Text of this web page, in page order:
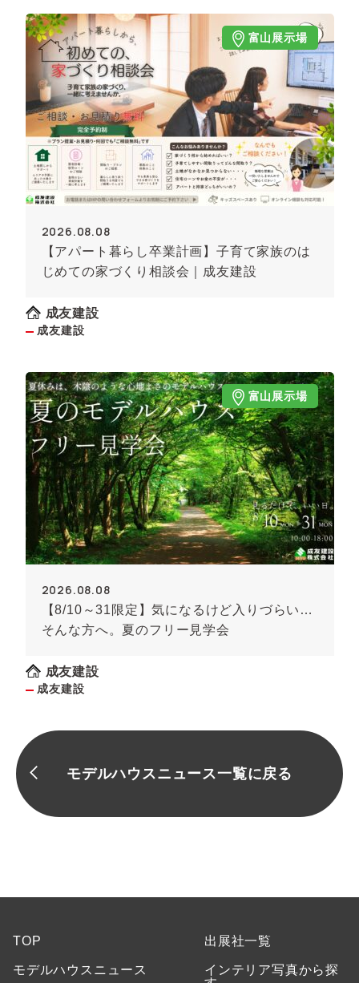
富山展示場
2026.08.08
【アパート暮らし卒業計画】子育て家族のは
じめての家づくり相談会｜成友建設
成友建設
成友建設
富山展示場
2026.08.08
【8/10～31限定】気になるけど入りづらい…
そんな方へ。夏のフリー見学会
成友建設
成友建設
モデルハウスニュース一覧に戻る
TOP
モデルハウスニュース
出展社一覧
インテリア写真から探